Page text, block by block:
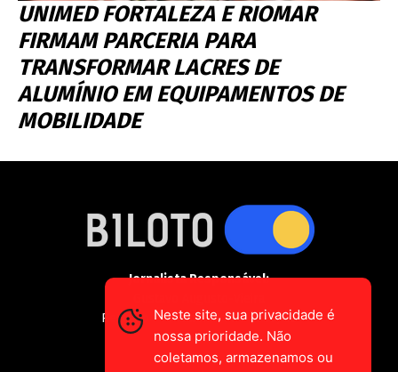
UNIMED FORTALEZA E RIOMAR
FIRMAM PARCERIA PARA
TRANSFORMAR LACRES DE
ALUMÍNIO EM EQUIPAMENTOS DE
MOBILIDADE
Jornalista Responsável:
Registro Profissional MTE 2589/CE
Neste site, sua privacidade é
nossa prioridade. Não
coletamos, armazenamos ou